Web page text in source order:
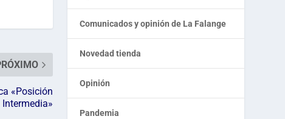
«Posición
Intermedia»
Comunicados y opinión de La Falange
Novedad tienda
Opinión
Pandemia